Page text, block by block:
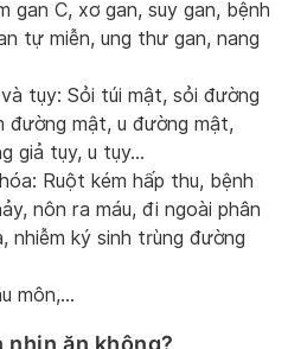
gan C, xơ gan, suy gan, bệnh
tự miễn, ung thư gan, nang
tụy: Sỏi túi mật, sỏi đường
đường mật, u đường mật,
giả tụy, u tụy…
Ruột kém hấp thu, bệnh
nôn ra máu, đi ngoài phân
nhiễm ký sinh trùng đường
môn,…
nhịn ăn không?